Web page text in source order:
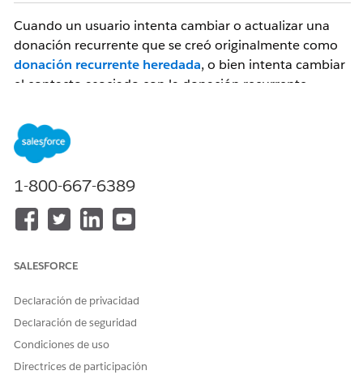
Cuando un usuario intenta cambiar o actualizar una
donación recurrente que se creó originalmente como
donación recurrente heredada, o bien intenta cambiar
el contacto asociado con la donación recurrente,
asociado con esta cuenta doméstica". En este artículo,
se describe lo que ocurre y cómo resolver el problema.
Solución
Salesforce a partir de marzo de 2021 ya tienen
error con un contacto se puede producir en los
siguientes dos escenarios:
Escenario 1: su organización utilizaba Donaciones
1-800-667-6389
SALESFORCE
Declaración de privacidad
Declaración de seguridad
Condiciones de uso
Directrices de participación